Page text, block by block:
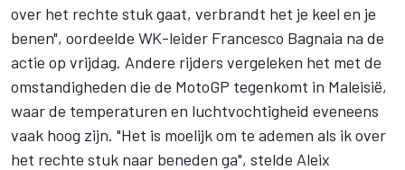
over het rechte stuk gaat, verbrandt het je keel en je
benen", oordeelde WK-leider Francesco Bagnaia na de
actie op vrijdag. Andere rijders vergeleken het met de
omstandigheden die de MotoGP tegenkomt in Maleisië,
waar de temperaturen en luchtvochtigheid eveneens
vaak hoog zijn. "Het is moelijk om te ademen als ik over
het rechte stuk naar beneden ga", stelde Aleix